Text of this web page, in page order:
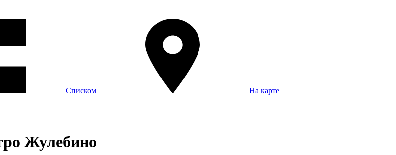
Списком
На карте
Жулебино